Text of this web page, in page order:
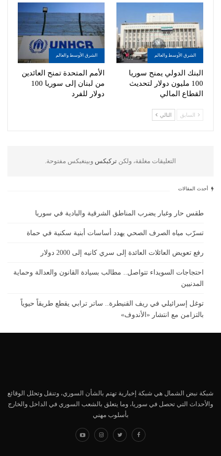
الشرق الأوسط والعالم
البنك الدولي يمنح سوريا
100 مليون دولار لتحديث
القطاع المالي
الشرق الأوسط والعالم
الأمم المتحدة تمنح العائدين
من لبنان إلى سوريا 100
دولار للفرد
السابق التالي
التعليقات مغلقة، ولكن تركبكس وبينغبكس مفتوحة.
أحدث المقالات
طقس حار وغبار يضرب المناطق الشرقية والبادية في سوريا
تسرّب مياه الصرف الصحي يهدد أساسات أبنية سكنية في حماة
رفع تعويض العائلات العائدة إلى سري كانيه إلى 2000 دولار
احتجاجات السويداء تتواصل.. مطالب بسيادة القانون والعدالة وحماية
المدنيين
توغل إسرائيلي في ريف القنيطرة.. ساتر ترابي يقطع طريقاً حيوياً
بالتزامن مع انتشار «الأندوف»
شبكة نبض الشمال هي شبكة إخبارية تهتم بالشأن السوري، وتنقل وتحلل الوقائع
والأحداث التي تحصل في سوريا، وما يتعلق بالشعب السوري في الداخل والخارج
بأسلوب مهني